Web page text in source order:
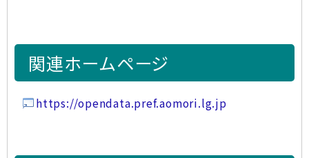
関連ホームページ
https://opendata.pref.aomori.lg.jp